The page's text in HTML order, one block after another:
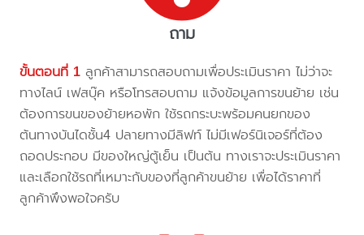
ถาม
ขั้นตอนที่ 1 ลูกค้าสามารถสอบถามเพื่อประเมินราคา ไม่ว่าจะ
ทางไลน์ เฟสบุ๊ค หรือโทรสอบถาม แจ้งข้อมูลการขนย้าย เช่น
ต้องการขนของย้ายหอพัก ใช้รถกระบะพร้อมคนยกของ
ต้นทางบันไดชั้น4 ปลายทางมีลิฟท์ ไม่มีเฟอร์นิเจอร์ที่ต้อง
ถอดประกอบ มีของใหญ่ตู้เย็น เป็นต้น ทางเราจะประเมินราคา
และเลือกใช้รถที่เหมาะกับของที่ลูกค้าขนย้าย เพื่อได้ราคาที่
ลูกค้าพึงพอใจครับ